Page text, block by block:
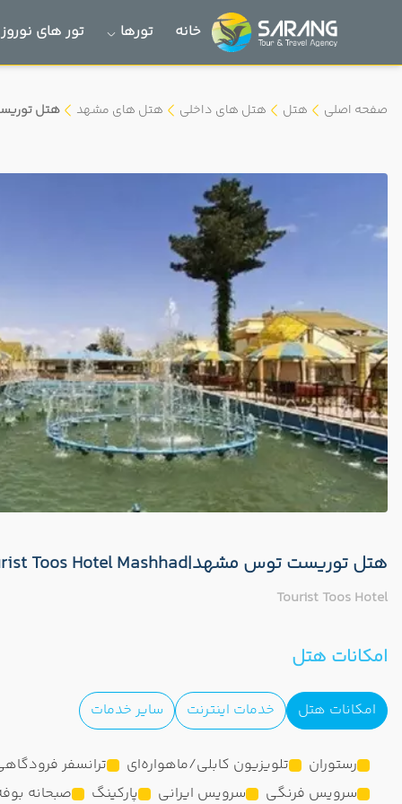
خانه تورها تور های نوروز 1405
صفحه اصلی هتل هتل های داخلی هتل های مشهد هتل
هتل توریست توس مشهد|Tourist Toos Hotel Mashhad
Tourist Toos Hotel
امکانات هتل
امکانات هتل خدمات اینترنت سایر خدمات
رستوران تلویزیون کابلی/ماهواره‌ای ترانسفر
سرویس فرنگی
سرویس ایرانی پارکینگ صبحانه